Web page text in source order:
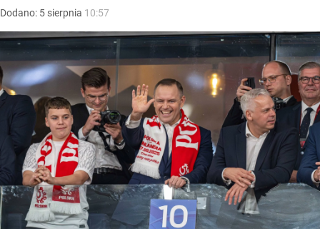
Dodano: 5 sierpnia 10:57